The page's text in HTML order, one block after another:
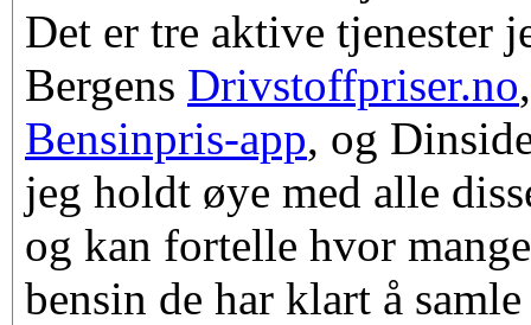
Det er tre aktive tjenester
Bergens Drivstoffpriser.no
Bensinpris-app, og
jeg holdt øye med alle
og kan fortelle hvor
bensin de har klart å